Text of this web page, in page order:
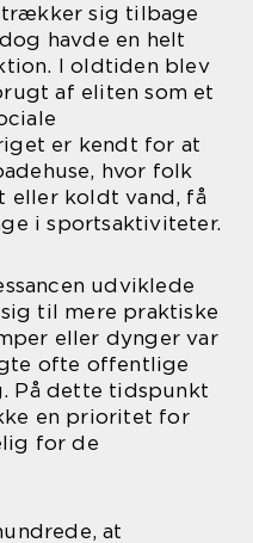
sig tilbage
havde en helt
I oldtiden blev
af eliten som et
er kendt for at
hvor folk
eller koldt vand, få
i sportsaktiviteter.
udviklede
til mere praktiske
eller dynger var
ofte offentlige
På dette tidspunkt
en prioritet for
for de
at